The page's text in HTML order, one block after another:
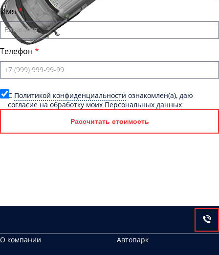
Имя
Телефон
C Политикой конфиденциальности ознакомлен(а), даю
согласие на обработку моих Персональных данных
Рассчитать стоимость
О компании
Автопарк